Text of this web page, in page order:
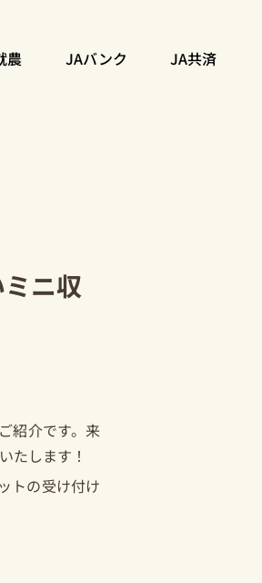
農 JAバンク JA共済
ニ収
紹介です。来
たします！
トの受け付け